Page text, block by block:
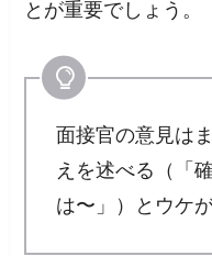
とが重要でしょう。
面接官の意見は
えを述べる（「
は〜」）とウケ